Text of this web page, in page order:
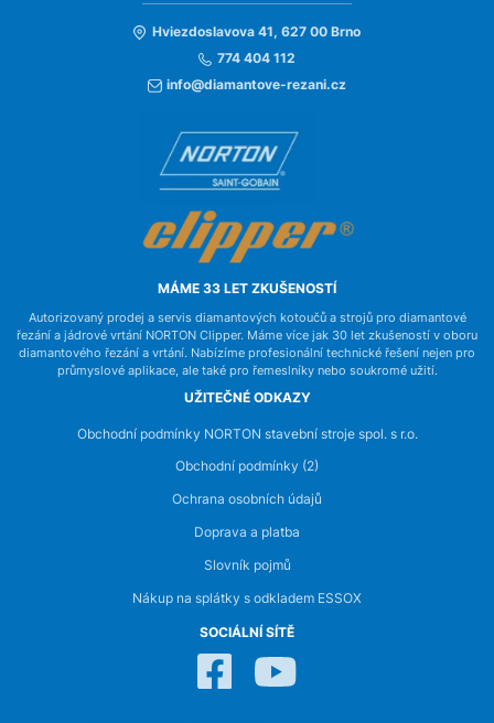
Hviezdoslavova 41, 627 00 Brno
774 404 112
info@diamantove-rezani.cz
MÁME 33 LET ZKUŠENOSTÍ
Autorizovaný prodej a servis diamantových kotoučů a strojů pro diamantové
řezání a jádrové vrtání NORTON Clipper. Máme více jak 30 let zkušeností v oboru
diamantového řezání a vrtání. Nabízíme profesionální technické řešení nejen pro
průmyslové aplikace, ale také pro řemeslníky nebo soukromé užití.
UŽITEČNÉ ODKAZY
Obchodní podmínky NORTON stavební stroje spol. s r.o.
Obchodní podmínky (2)
Ochrana osobních údajů
Doprava a platba
Slovník pojmů
Nákup na splátky s odkladem ESSOX
SOCIÁLNÍ SÍTĚ